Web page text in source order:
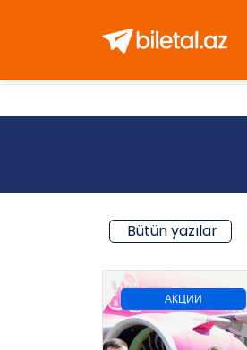
Bütün yazılar
АКЦИИ